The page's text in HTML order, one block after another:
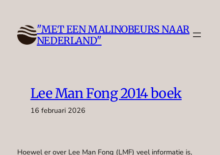
inhoud
"MET EEN MALINOBEURS NAAR
NEDERLAND"
Lee Man Fong 2014 boek
16 februari 2026
Hoewel er over Lee Man Fong (LMF) veel informatie is,